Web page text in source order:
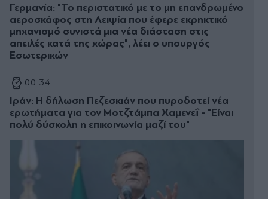
Γερμανία: "Το περιστατικό με το μη επανδρωμένο
αεροσκάφος στη Λειψία που έφερε εκρηκτικό
μηχανισμό συνιστά μια νέα διάσταση στις
απειλές κατά της χώρας", λέει ο υπουργός
Εσωτερικών
00:34
Ιράν: Η δήλωση Πεζεσκιάν που πυροδοτεί νέα
ερωτήματα για τον Μοτζτάμπα Χαμενεΐ - "Είναι
πολύ δύσκολη η επικοινωνία μαζί του"